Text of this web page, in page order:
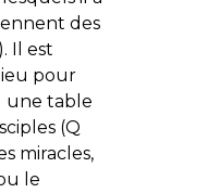
des
Il est
pour
une table
(Q
miracles,
le